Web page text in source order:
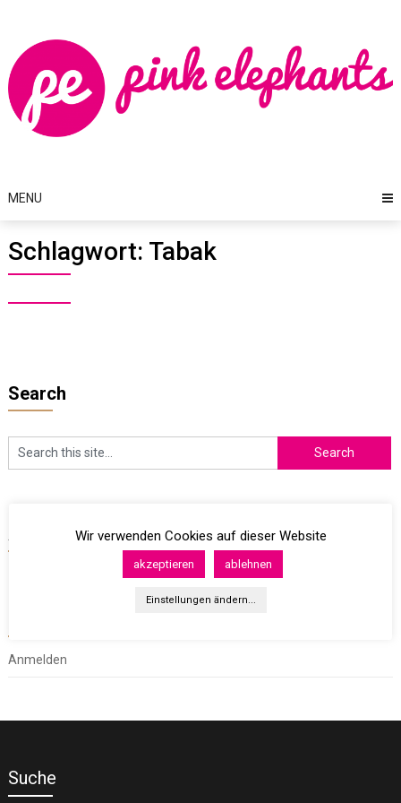
content
MENU
Schlagwort: Tabak
Search
Archives
Anmelden
Suche
Wir verwenden Cookies auf dieser Website
akzeptieren ablehnen
Einstellungen ändern...